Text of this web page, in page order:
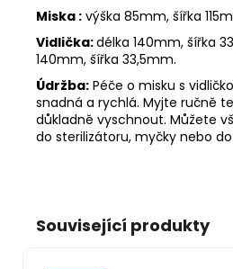
Miska : výška 85mm, šířka
Vidlička:délka 140mm, šířka
140mm, šířka 33,5mm.
Údržba: Péče o misku s
snadná a rychlá. Myjte ručně
důkladně vyschnout. Můžete
do sterilizátoru, myčky nebo
Související produkty